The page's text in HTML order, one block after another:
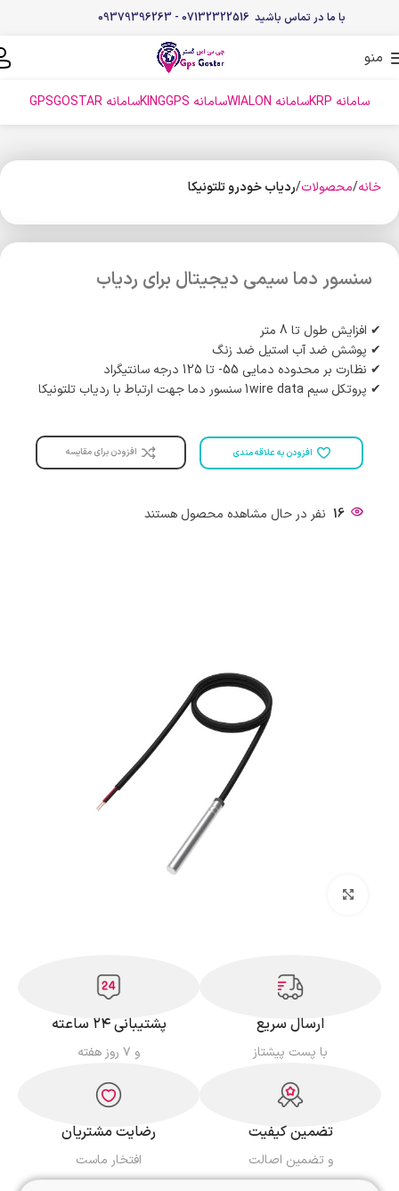
با ما در تماس باشید 07132322516 - 09379396263
منو
سامانه KRP سامانه WIALON سامانه KINGGPS سامانه GPSGOSTAR
خانه محصولات ردیاب خودرو تلتونیکا
سنسور دما سیمی دیجیتال برای ردیاب
✔ افزایش طول تا 8 متر
✔ پوشش ضد آب استیل ضد زنگ
✔ نظارت بر محدوده دمایی 55- تا 125 درجه سانتیگراد
✔ پروتکل سیم 1wire data سنسور دما جهت ارتباط با ردیاب تلتونیکا
افزودن به علاقه مندی افزودن برای مقایسه
16 نفر در حال مشاهده محصول هستند
ارسال سریع
با پست پیشتاز
پشتیبانی ۲۴ ساعته
و ۷ روز هفته
تضمین کیفیت
و تضمین اصالت
رضایت مشتریان
افتخار ماست